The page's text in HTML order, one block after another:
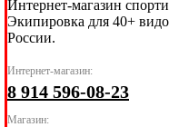
Интернет-магазин
Экипировка для 40+
России.
Интернет-магазин:
8 914 596-08-23
Магазин: